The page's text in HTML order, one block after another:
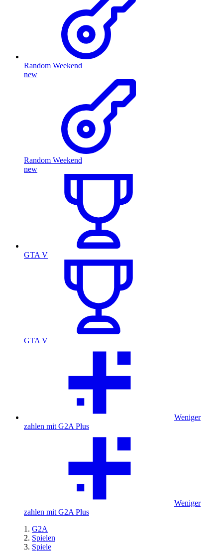
Random Weekend
new
Random Weekend
new
GTA V
GTA V
Weniger
zahlen mit G2A Plus
Weniger
zahlen mit G2A Plus
G2A
Spielen
Spiele